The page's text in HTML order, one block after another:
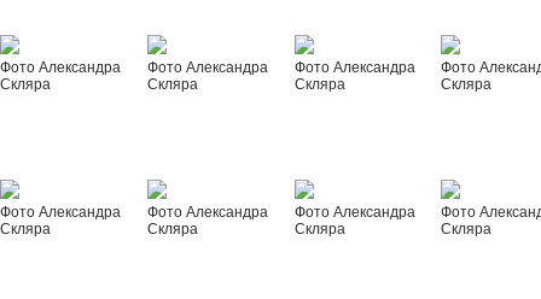
Фото Александра
Скляра
Фото Александра
Скляра
Фото Александра
Скляра
Фото
Скляра
Фото Александра
Скляра
Фото Александра
Скляра
Фото Александра
Скляра
Фото
Скляра